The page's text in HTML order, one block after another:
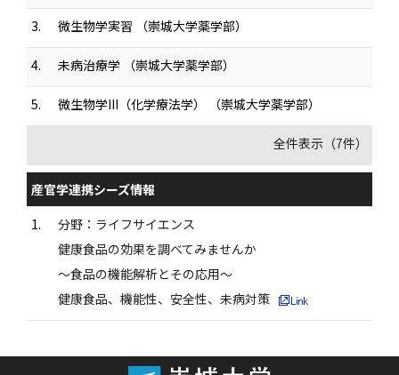
3. 微生物学実習 （崇城大学薬学部）
4. 未病治療学 （崇城大学薬学部）
5. 微生物学III（化学療法学） （崇城大学薬学部）
全件表示（7件）
産官学連携シーズ情報
1.
分野：ライフサイエンス
健康食品の効果を調べてみませんか
〜食品の機能解析とその応用〜
健康食品、機能性、安全性、未病対策